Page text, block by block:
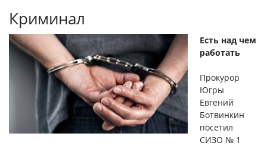
​Криминал
Есть над чем
работать
Прокурор
Югры
Евгений
Ботвинкин
посетил
СИЗО № 1